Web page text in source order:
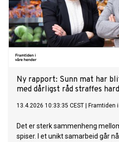
Ny rapport: Sunn mat har
med dårligst råd straffes
13.4.2026 10:33:35 CEST Framtiden
Det er sterk sammenheng
spiser. I et unikt samarbeid går